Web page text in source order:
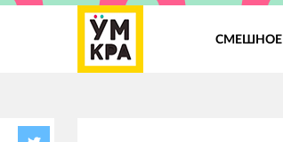
СМЕШНОЕ